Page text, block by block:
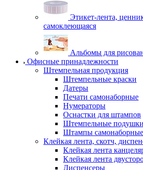
Этикет-лента,
самоклеющаяся
Альбомы для
Офисные принадлежности
Штемпельная продукция
Штемпельные краски
Датеры
Печати самонаборные
Нумераторы
Оснастки для штампов
Штемпельные подушки
Штампы самонаборные
Клейкая лента, скотч,
Клейкая лента
Клейкая лента
Диспенсеры